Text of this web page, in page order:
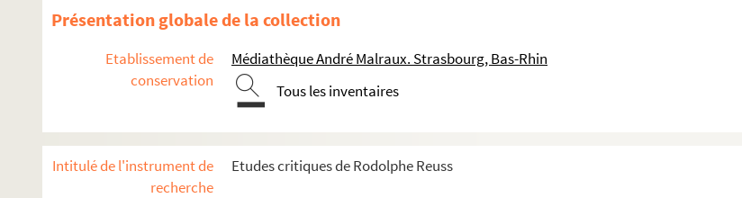
Présentation globale de la collection
Etablissement de
conservation
Médiathèque André Malraux. Strasbourg, Bas-Rhin
Tous les inventaires
Intitulé de l'instrument de
recherche
Etudes critiques de Rodolphe Reuss
MS 1403. Etudes historiques et critiques publiées dans le Kirchenbote, le Bulletin de l'histoire du protestan...
MS 1404. Etudes historiques et critiques publiées dans Pour nos enfants, le Bulettin de l'histoire du protest...
Histoire d'un nègre, Booker Washington
L'Eglise catholique, la Renaissance et le protestantisme d'après C.P. Baudrillart
Lutherischer Kirchenbrauch in Sachsen